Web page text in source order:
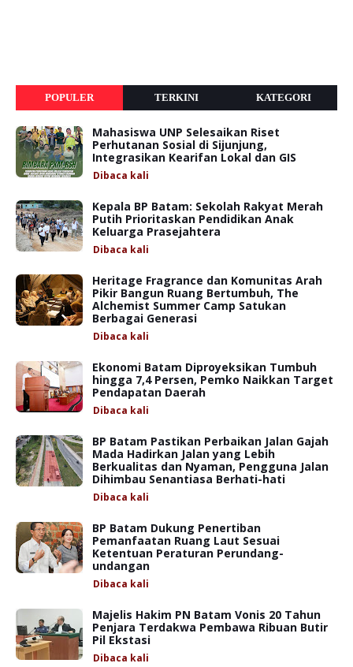
POPULER TERKINI KATEGORI
Mahasiswa UNP Selesaikan Riset
Perhutanan Sosial di Sijunjung,
Integrasikan Kearifan Lokal dan GIS
Dibaca kali
Kepala BP Batam: Sekolah Rakyat Merah
Putih Prioritaskan Pendidikan Anak
Keluarga Prasejahtera
Dibaca kali
Heritage Fragrance dan Komunitas Arah
Pikir Bangun Ruang Bertumbuh, The
Alchemist Summer Camp Satukan
Berbagai Generasi
Dibaca kali
Ekonomi Batam Diproyeksikan Tumbuh
hingga 7,4 Persen, Pemko Naikkan Target
Pendapatan Daerah
Dibaca kali
BP Batam Pastikan Perbaikan Jalan Gajah
Mada Hadirkan Jalan yang Lebih
Berkualitas dan Nyaman, Pengguna Jalan
Dihimbau Senantiasa Berhati-hati
Dibaca kali
BP Batam Dukung Penertiban
Pemanfaatan Ruang Laut Sesuai
Ketentuan Peraturan Perundang-
undangan
Dibaca kali
Majelis Hakim PN Batam Vonis 20 Tahun
Penjara Terdakwa Pembawa Ribuan Butir
Pil Ekstasi
Dibaca kali